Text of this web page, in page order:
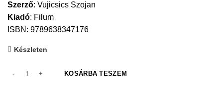
Szerző: Vujicsics Szojan
Kiadó: Filum
ISBN: 9789638347176
Készleten
KOSÁRBA TESZEM